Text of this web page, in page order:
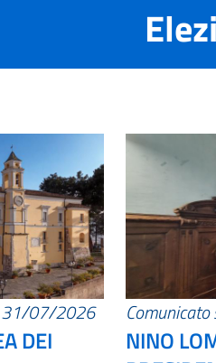
31/07/2026
DEI
NINO